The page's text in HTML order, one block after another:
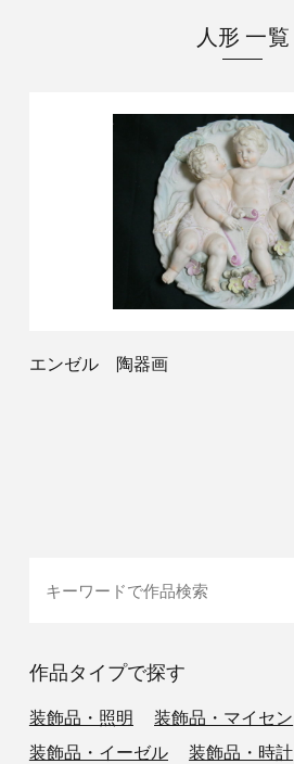
人形 一覧
エンゼル 陶器画
作品タイプで探す
装飾品・照明 装飾品・マイセン
装飾品・イーゼル
装飾品・時計